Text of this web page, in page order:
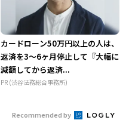
カードローン50万円以上の人は、
返済を3～6ヶ月停止して『大幅に
減額してから返済...
PR (渋谷法務総合事務所)
Recommended by